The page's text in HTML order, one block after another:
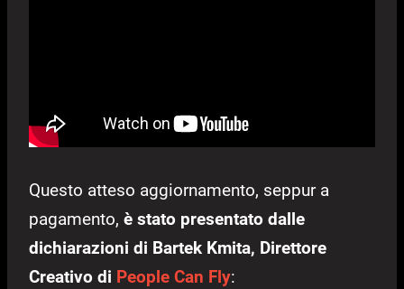
Questo atteso aggiornamento, seppur a
pagamento, è stato presentato dalle
dichiarazioni di Bartek Kmita, Direttore
Creativo di People Can Fly: